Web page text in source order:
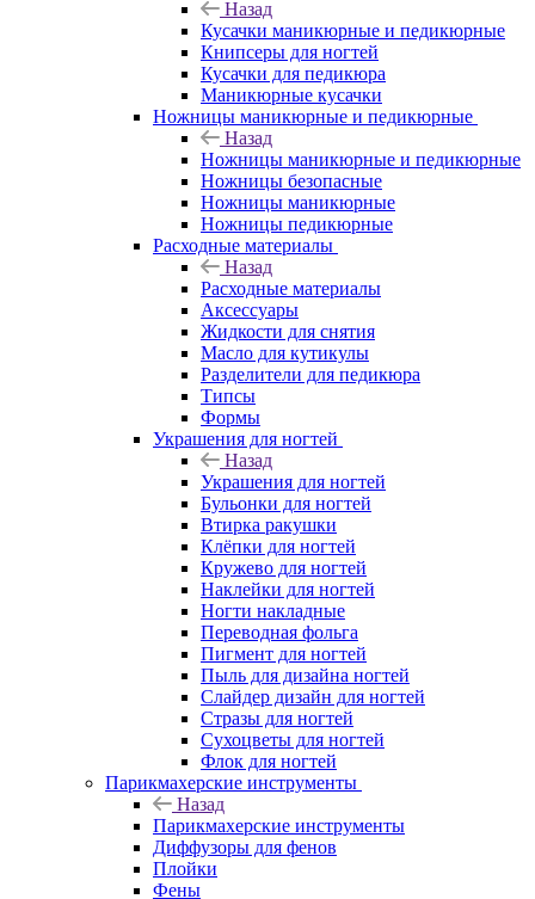
Назад
Кусачки маникюрные и педикюрные
Книпсеры для ногтей
Кусачки для педикюра
Маникюрные кусачки
Ножницы маникюрные и педикюрные
Назад
Ножницы маникюрные и педикюрные
Ножницы безопасные
Ножницы маникюрные
Ножницы педикюрные
Расходные материалы
Назад
Расходные материалы
Аксессуары
Жидкости для снятия
Масло для кутикулы
Разделители для педикюра
Типсы
Формы
Украшения для ногтей
Назад
Украшения для ногтей
Бульонки для ногтей
Втирка ракушки
Клёпки для ногтей
Кружево для ногтей
Наклейки для ногтей
Ногти накладные
Переводная фольга
Пигмент для ногтей
Пыль для дизайна ногтей
Слайдер дизайн для ногтей
Стразы для ногтей
Сухоцветы для ногтей
Флок для ногтей
Парикмахерские инструменты
Назад
Парикмахерские инструменты
Диффузоры для фенов
Плойки
Фены